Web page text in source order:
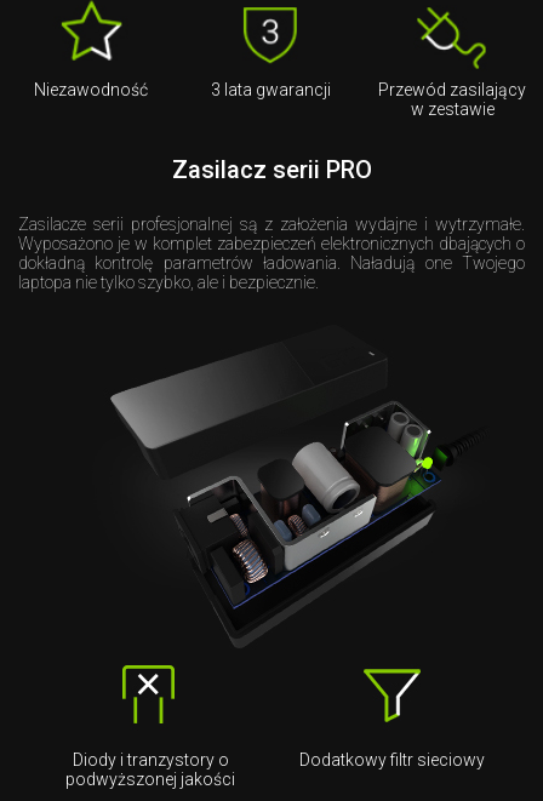
Niezawodność 3 lata gwarancji
Przewód zasilający
w zestawie
Zasilacz serii PRO
Zasilacze serii profesjonalnej są z założenia wydajne i wytrzymałe.
Wyposażono je w komplet zabezpieczeń elektronicznych dbających o
dokładną kontrolę parametrów ładowania. Naładują one Twojego
laptopa nie tylko szybko, ale i bezpiecznie.
Diody i tranzystory o
podwyższonej jakości
Dodatkowy filtr sieciowy